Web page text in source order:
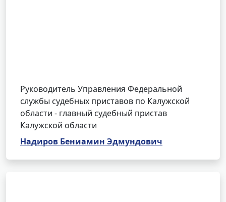
Руководитель Управления Федеральной
службы судебных приставов по Калужской
области - главный судебный пристав
Калужской области
Надиров Бениамин Эдмундович